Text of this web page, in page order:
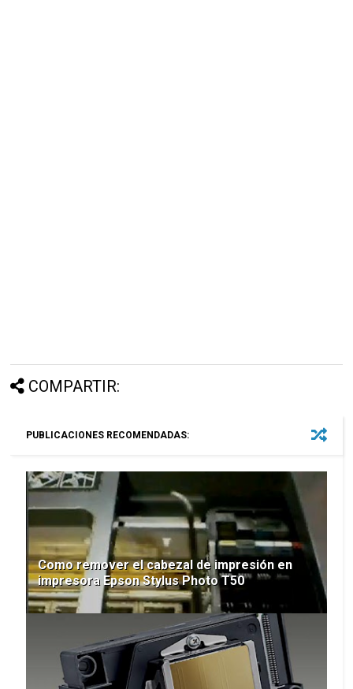
COMPARTIR:
PUBLICACIONES RECOMENDADAS:
Como remover el cabezal de impresión en
impresora Epson Stylus Photo T50